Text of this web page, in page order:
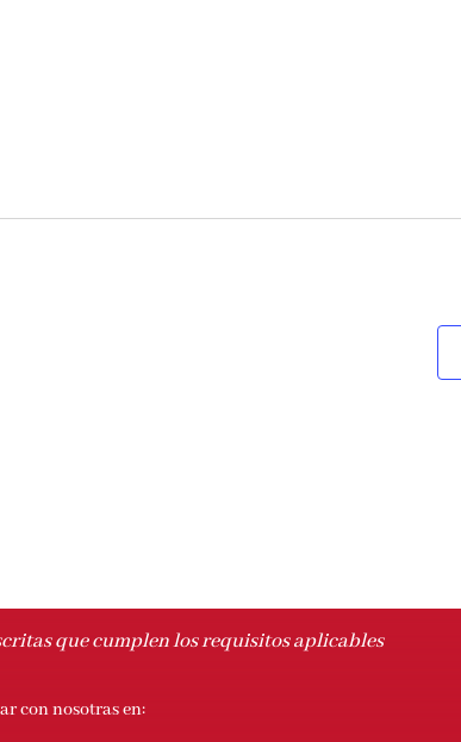
que cumplen los requisitos aplicables
con nosotras en: